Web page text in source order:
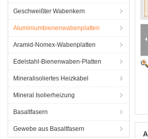
Geschweißter Wabenkern
Aluminiumbienenwabenplatten
Aramid-Nomex-Wabenplatten
Edelstahl-Bienenwaben-Platten
Mineralisoliertes Heizkabel
Mineral Isolierheizung
Basaltfasern
Gewebe aus Basaltfasern